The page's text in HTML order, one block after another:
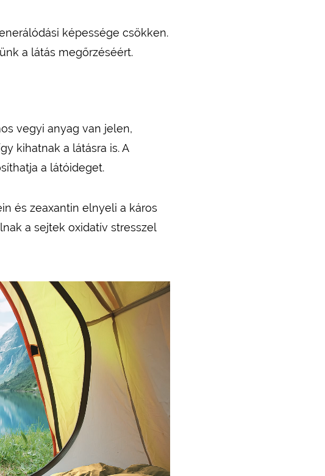
képessége csökken.
a látás megőrzéséért.
vegyi anyag van jelen,
kihatnak a látásra is. A
a látóideget.
és zeaxantin elnyeli a káros
a sejtek oxidatív stresszel